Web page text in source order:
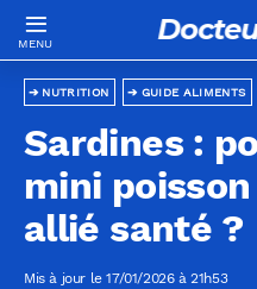
GUIDE ALIMENTS
NUTRITION
Sardines :
mini
allié santé ?
Mis à jour le 17/01/2026 à 21h53